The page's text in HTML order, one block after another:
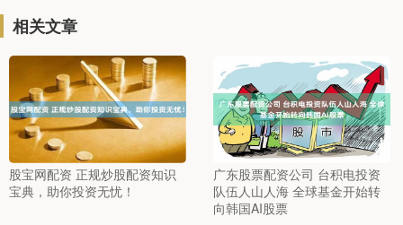
相关文章
股宝网配资 正规炒股配资知识
宝典，助你投资无忧！
广东股票配资公司 台积电投资
队伍人山人海 全球基金开始转
向韩国AI股票